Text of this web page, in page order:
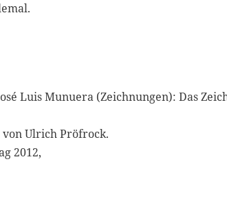
Luis Munuera (Zeichnungen): Das
von Ulrich Pröfrock.
2012,